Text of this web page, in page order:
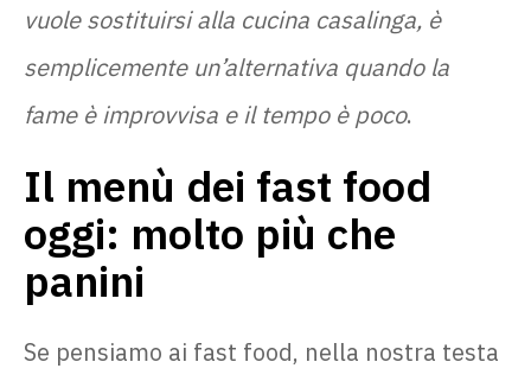
vuole sostituirsi alla cucina casalinga, è
semplicemente un’alternativa quando la
fame è improvvisa e il tempo è poco.
Il menù dei fast food
oggi: molto più che
panini
Se pensiamo ai fast food, nella nostra testa